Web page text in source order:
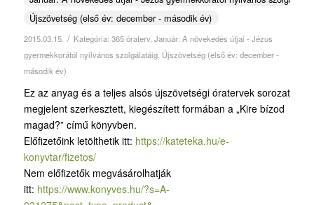
Újszövetség (első év: december - második év)
2015.03.15. / Kategória: 365 óraterv, Január: A növekedés útjai - Jézus
gyermekkorától nyilvános szolgálatáig, Újszövetség (első év: december -
második év)
Ez az anyag és a teljes alsós újszövetségi óratervek sorozat
megjelent szerkesztett, kiegészített formában a „Kire bízod
magad?” című könyvben.
Előfizetőink letölthetik itt: https://kateteka.hu/e-
konyvtar/fizetos/
Nem előfizetők megvásárolhatják
itt: https://www.konyves.hu/?s=A-